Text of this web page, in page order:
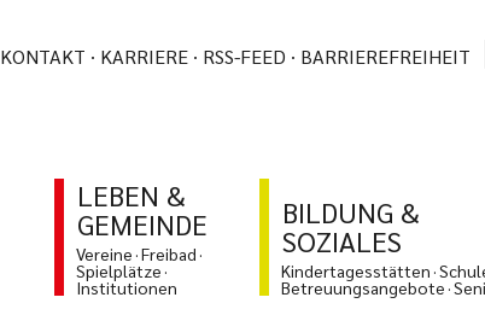
KONTAKT KARRIERE RSS-FEED BARRIEREFREIHEIT
LEBEN &
GEMEINDE
Vereine Freibad
Spielplätze
Institutionen
BILDUNG &
SOZIALES
Kindertagesstätten
Betreuungsangebote